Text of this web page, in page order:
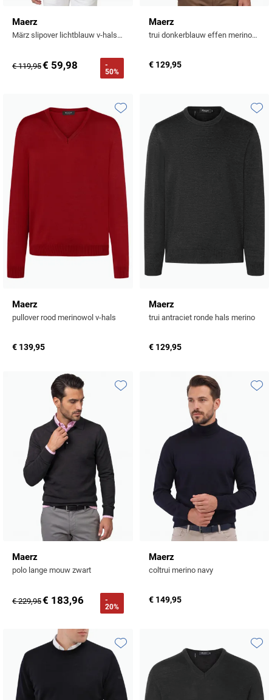
Maerz
März slipover lichtblauw v-hals merinowol
€ 119,95€ 59,98
-
50%
Maerz
trui donkerblauw effen merinowol v-hals
€ 129,95
Maerz
pullover rood merinowol v-hals
€ 139,95
Toevoegen aan favorieten
Maerz
trui antraciet ronde hals merino
€ 129,95
Maerz
polo lange mouw zwart
€ 229,95€ 183,96
-
20%
Toevoegen aan favorieten
Maerz
coltrui merino navy
€ 149,95
Toevoegen aan favorieten